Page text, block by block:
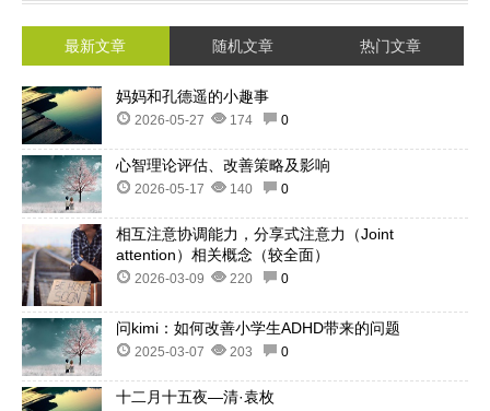
最新文章 随机文章 热门文章
妈妈和孔德遥的小趣事
2026-05-27 174 0
心智理论评估、改善策略及影响
2026-05-17 140 0
相互注意协调能力，分享式注意力（Joint
attention）相关概念（较全面）
2026-03-09 220 0
问kimi：如何改善小学生ADHD带来的问题
2025-03-07 203 0
十二月十五夜—清·袁枚